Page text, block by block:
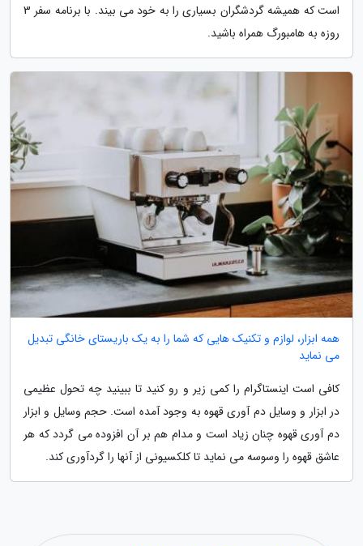
است که همیشه گردشگران بسیاری را به خود می بیند. با برنامه سفر 3
روزه به هامبورگ همراه باشید.
همه ابزار، لوازم و تکنیک هایی که شما را به یک باریستای خانگی تبدیل
می نماید
کافی است اینستاگرام را کمی زیر و رو کنید تا ببینید چه تحول عظیمی
در ابزار و وسایل دم آوری قهوه به وجود آمده است. حجم وسایل و ابزار
دم آوری قهوه چنان زیاد است و مدام هم بر آن افزوده می گردد که هر
عاشق قهوه را وسوسه می نماید تا کلکسیونی از آنها را گردآوری کند.